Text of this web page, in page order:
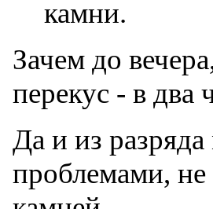
камни.
Зачем до
перекус - в два
Да и из
проблемами, не